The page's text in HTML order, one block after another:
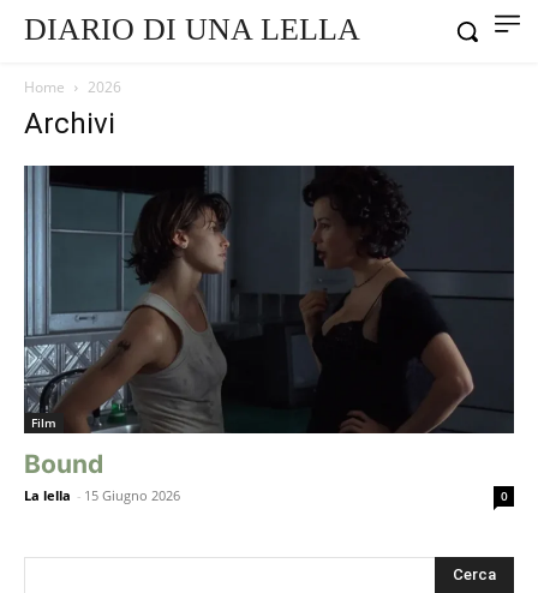
DIARIO DI UNA LELLA
Home 2026
Archivi
Film
Bound
La lella - 15 Giugno 2026 0